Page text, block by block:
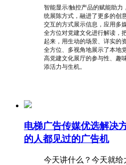
智能显示/触控产品的赋能助力
统展陈方式，融进了更多的创
交互的方式展示信息，应用多
全方位对党建文化进行解读，
起来，用生动的场景、详实的
全方位、多视角地展示了本地
高党建文化展厅的参与性、趣
添活力与生机。
电梯广告传媒优选解决
的人都见过的广告机
今天讲什么？今天就给